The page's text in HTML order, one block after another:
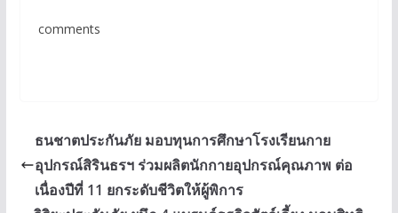
comments
ธนชาตประกันภัย มอบทุนการศึกษาโรงเรียนกาย
อุปกรณ์สิรินธรฯ ร่วมผลิตนักกายอุปกรณ์คุณภาพ ต่อ
เนื่องปีที่ 11 ยกระดับชีวิตให้ผู้พิการ